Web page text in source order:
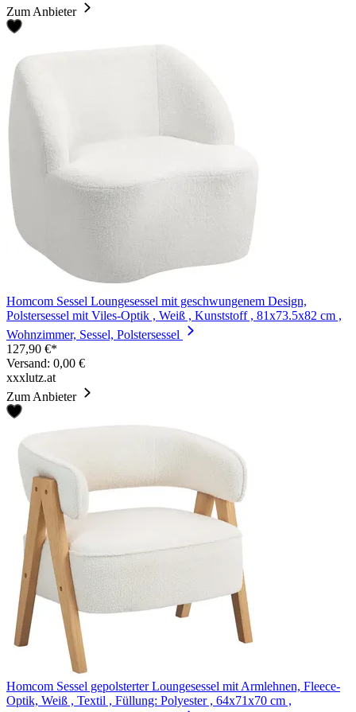
Zum Anbieter
Homcom Sessel Loungesessel mit geschwungenem Design,
Polstersessel mit Viles-Optik , Weiß , Kunststoff , 81x73.5x82 cm ,
Wohnzimmer, Sessel, Polstersessel
127,90 €*
Versand: 0,00 €
xxxlutz.at
Zum Anbieter
Homcom Sessel gepolsterter Loungesessel mit Armlehnen, Fleece-
Optik, Weiß , Textil , Füllung: Polyester , 64x71x70 cm ,